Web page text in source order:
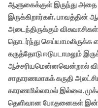
ஆளுகைக்குள் இருந்து அதை
இருக்கிறார்கள். பாவத்தின்
அடைந்திருக்கும்
தொடர்ந்து செய்யாமலிருக்க
கருத்தோடு ஈடுபடாமலும்
ஆச்சரியமென்னவென்றால்
சாதாரணமாகக் கருதி
காரணமில்லாமல் இல்லை.
தெளிவான போதனைகள்